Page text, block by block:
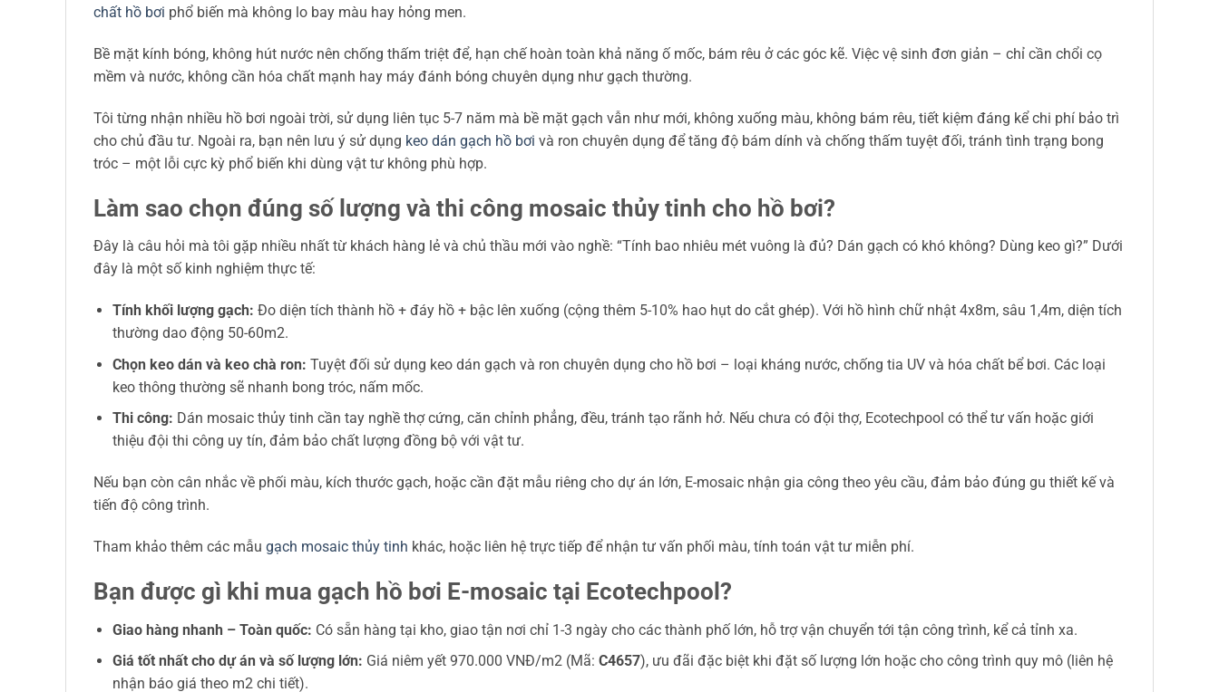
chất hồ bơi phổ biến mà không lo bay màu hay hỏng men.
Bề mặt kính bóng, không hút nước nên chống thấm triệt để, hạn chế hoàn toàn khả năng ố mốc, bám rêu ở các góc kẽ. Việc vệ sinh đơn giản – chỉ cần chổi cọ
mềm và nước, không cần hóa chất mạnh hay máy đánh bóng chuyên dụng như gạch thường.
Tôi từng nhận nhiều hồ bơi ngoài trời, sử dụng liên tục 5-7 năm mà bề mặt gạch vẫn như mới, không xuống màu, không bám rêu, tiết kiệm đáng kể chi phí bảo trì
cho chủ đầu tư. Ngoài ra, bạn nên lưu ý sử dụng keo dán gạch hồ bơi và ron chuyên dụng để tăng độ bám dính và chống thấm tuyệt đối, tránh tình trạng bong
tróc – một lỗi cực kỳ phổ biến khi dùng vật tư không phù hợp.
Làm sao chọn đúng số lượng và thi công mosaic thủy tinh cho hồ bơi?
Đây là câu hỏi mà tôi gặp nhiều nhất từ khách hàng lẻ và chủ thầu mới vào nghề: “Tính bao nhiêu mét vuông là đủ? Dán gạch có khó không? Dùng keo gì?” Dưới
đây là một số kinh nghiệm thực tế:
Tính khối lượng gạch: Đo diện tích thành hồ + đáy hồ + bậc lên xuống (cộng thêm 5-10% hao hụt do cắt ghép). Với hồ hình chữ nhật 4x8m, sâu 1,4m, diện tích
thường dao động 50-60m2.
Chọn keo dán và keo chà ron: Tuyệt đối sử dụng keo dán gạch và ron chuyên dụng cho hồ bơi – loại kháng nước, chống tia UV và hóa chất bể bơi. Các loại
keo thông thường sẽ nhanh bong tróc, nấm mốc.
Thi công: Dán mosaic thủy tinh cần tay nghề thợ cứng, căn chỉnh phẳng, đều, tránh tạo rãnh hở. Nếu chưa có đội thợ, Ecotechpool có thể tư vấn hoặc giới
thiệu đội thi công uy tín, đảm bảo chất lượng đồng bộ với vật tư.
Nếu bạn còn cân nhắc về phối màu, kích thước gạch, hoặc cần đặt mẫu riêng cho dự án lớn, E-mosaic nhận gia công theo yêu cầu, đảm bảo đúng gu thiết kế và
tiến độ công trình.
Tham khảo thêm các mẫu gạch mosaic thủy tinh khác, hoặc liên hệ trực tiếp để nhận tư vấn phối màu, tính toán vật tư miễn phí.
Bạn được gì khi mua gạch hồ bơi E-mosaic tại Ecotechpool?
Giao hàng nhanh – Toàn quốc: Có sẵn hàng tại kho, giao tận nơi chỉ 1-3 ngày cho các thành phố lớn, hỗ trợ vận chuyển tới tận công trình, kể cả tỉnh xa.
Giá tốt nhất cho dự án và số lượng lớn: Giá niêm yết 970.000 VNĐ/m2 (Mã: C4657), ưu đãi đặc biệt khi đặt số lượng lớn hoặc cho công trình quy mô (liên hệ
nhận báo giá theo m2 chi tiết).